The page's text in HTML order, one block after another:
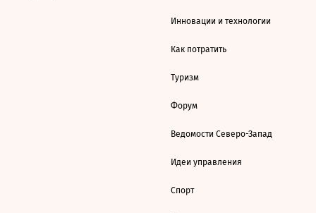
Инновации и технологии
Как потратить
Туризм
Форум
Ведомости Северо-Запад
Идеи управления
Спорт